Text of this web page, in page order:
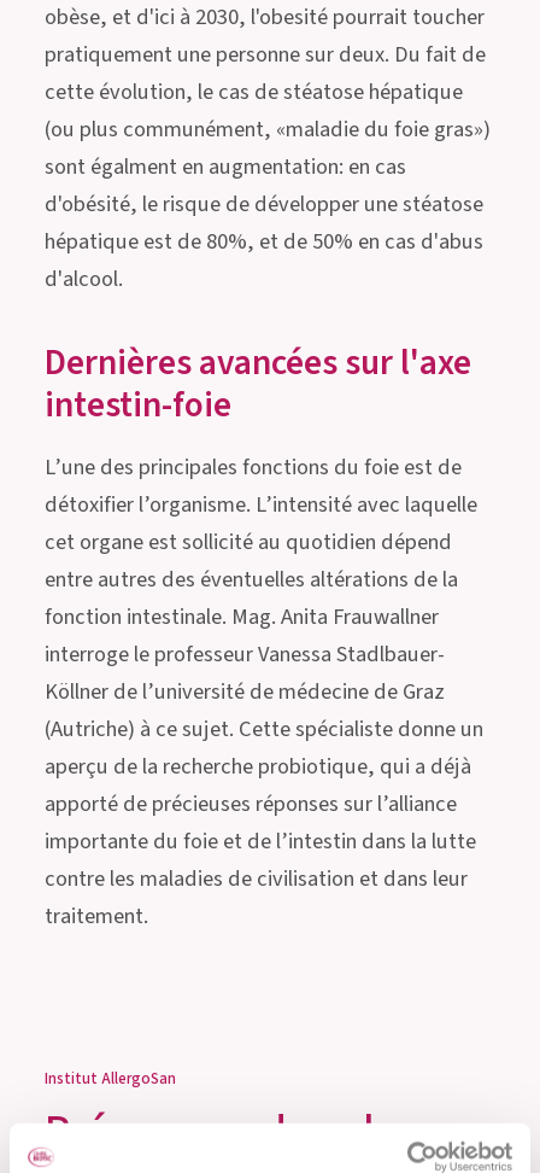
obèse, et d'ici à 2030, l'obesité pourrait toucher
pratiquement une personne sur deux. Du fait de
cette évolution, le cas de stéatose hépatique
(ou plus communément, «maladie du foie gras»)
sont égalment en augmentation: en cas
d'obésité, le risque de développer une stéatose
hépatique est de 80%, et de 50% en cas d'abus
d'alcool.
Dernières avancées sur l'axe
intestin-foie
L’une des principales fonctions du foie est de
détoxifier l’organisme. L’intensité avec laquelle
cet organe est sollicité au quotidien dépend
entre autres des éventuelles altérations de la
fonction intestinale. Mag. Anita Frauwallner
interroge le professeur Vanessa Stadlbauer-
Köllner de l’université de médecine de Graz
(Autriche) à ce sujet. Cette spécialiste donne un
aperçu de la recherche probiotique, qui a déjà
apporté de précieuses réponses sur l’alliance
importante du foie et de l’intestin dans la lutte
contre les maladies de civilisation et dans leur
traitement.
Institut AllergoSan
Précurseur dans la